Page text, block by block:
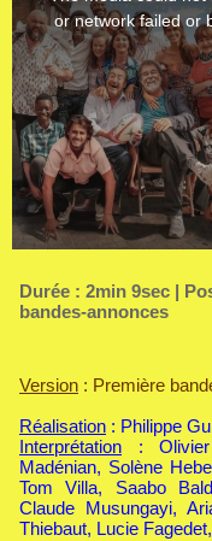
Durée : 2min 9sec |
bandes-annonces
Version : Première
Réalisation : Philippe
Interprétation : Olivier
Madénian, Solène
Tom Villa, Saabo
Claude Musungayi,
Thiebaut, Lucie